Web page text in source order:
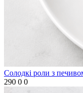
Солодкі роли з
290 0 0